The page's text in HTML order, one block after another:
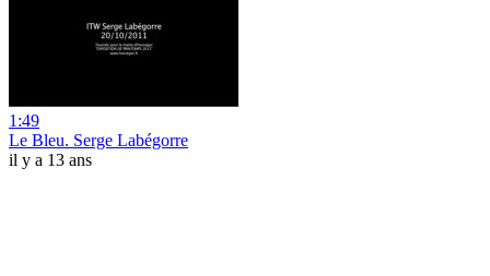
1:49
Le Bleu. Serge Labégorre
il y a 13 ans